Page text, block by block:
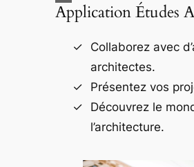
Application Études
Collaborez avec
architectes.
Présentez vos
Découvrez le
l’architecture.